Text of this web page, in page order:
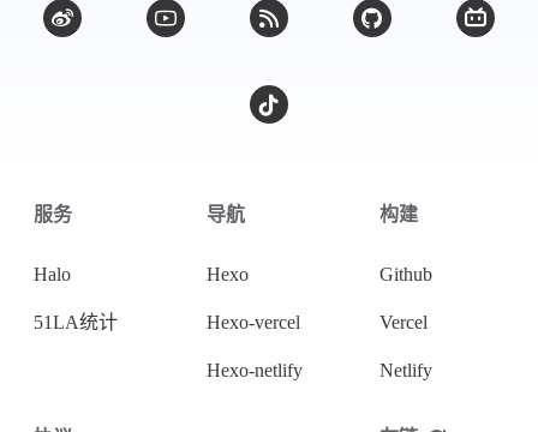
服务
Halo
51LA统计
导航
Hexo
Hexo-vercel
Hexo-netlify
构建
Github
Vercel
Netlify